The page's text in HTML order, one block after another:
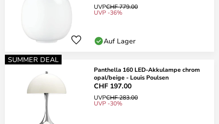
UVPCHF 779.00
UVP -36%
Auf Lager
SUMMER DEAL
Panthella 160 LED-Akkulampe chrom
opal/beige - Louis Poulsen
CHF 197.00
UVPCHF 283.00
UVP -30%